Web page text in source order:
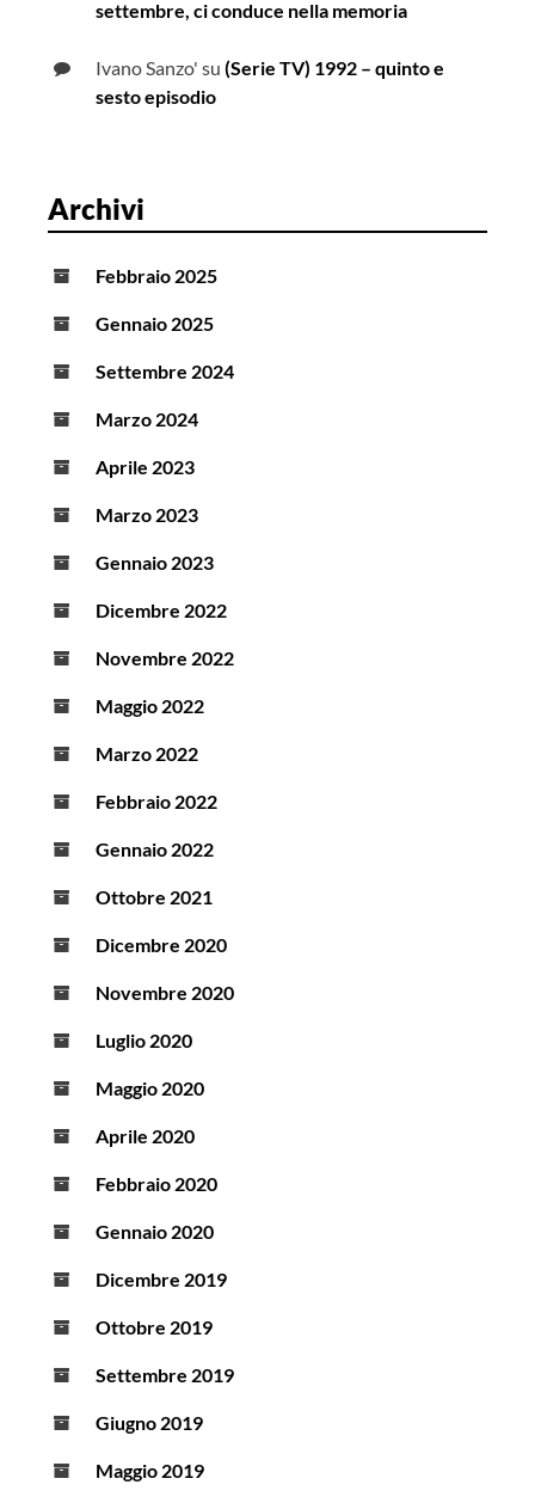
settembre, ci conduce nella memoria
Ivano Sanzo' su (Serie TV) 1992 – quinto e
sesto episodio
Archivi
Febbraio 2025
Gennaio 2025
Settembre 2024
Marzo 2024
Aprile 2023
Marzo 2023
Gennaio 2023
Dicembre 2022
Novembre 2022
Maggio 2022
Marzo 2022
Febbraio 2022
Gennaio 2022
Ottobre 2021
Dicembre 2020
Novembre 2020
Luglio 2020
Maggio 2020
Aprile 2020
Febbraio 2020
Gennaio 2020
Dicembre 2019
Ottobre 2019
Settembre 2019
Giugno 2019
Maggio 2019